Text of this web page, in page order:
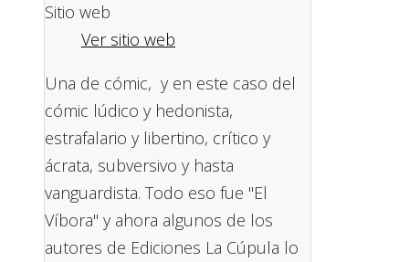
Sitio web
Ver sitio web
Una de cómic, y en este caso del
cómic lúdico y hedonista,
estrafalario y libertino, crítico y
ácrata, subversivo y hasta
vanguardista. Todo eso fue "El
Víbora" y ahora algunos de los
autores de Ediciones La Cúpula lo